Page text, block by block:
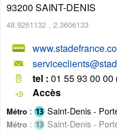
93200 SAINT-DENIS
48.9261132 , 2.3606133
tel : 01 55 93 00 00
Accès
Métro : Saint-Denis -
Métro : Saint-Denis -